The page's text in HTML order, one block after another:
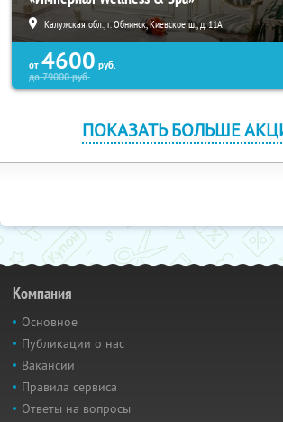
Калужская обл., г. Обнинск, Киевское ш., д. 11А
от 4600 руб.
до79000руб.
ПОКАЗАТЬ БОЛЬШЕ
Компания
Основное
Публикации о нас
Вакансии
Правила сервиса
Ответы на вопросы